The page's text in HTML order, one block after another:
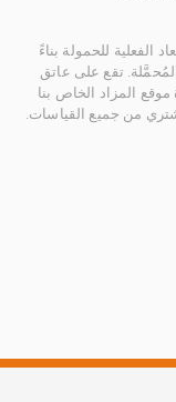
الفعلية للحمولة بناءً
تقع على عاتق
المزاد الخاص بنا
من جميع القياسات.